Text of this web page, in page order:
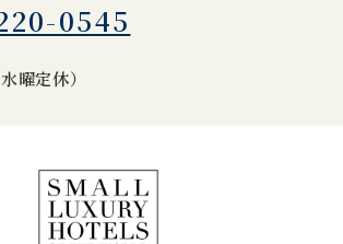
0545
曜定休）